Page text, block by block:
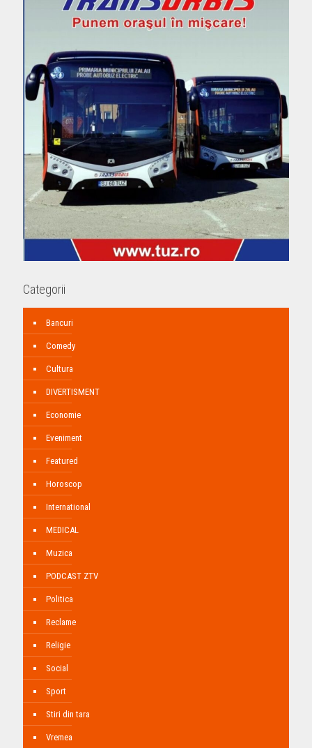
Categorii
Bancuri
Comedy
Cultura
DIVERTISMENT
Economie
Eveniment
Featured
Horoscop
International
MEDICAL
Muzica
PODCAST ZTV
Politica
Reclame
Religie
Social
Sport
Stiri din tara
Vremea